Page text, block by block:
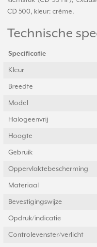
CD 500, kleur: crème.
Technische
Specificatie
Kleur
Breedte
Model
Halogeenvrij
Hoogte
Gebruik
Oppervlaktebescherming
Materiaal
Bevestigingswijze
Opdruk/indicatie
Controlevenster/verlicht